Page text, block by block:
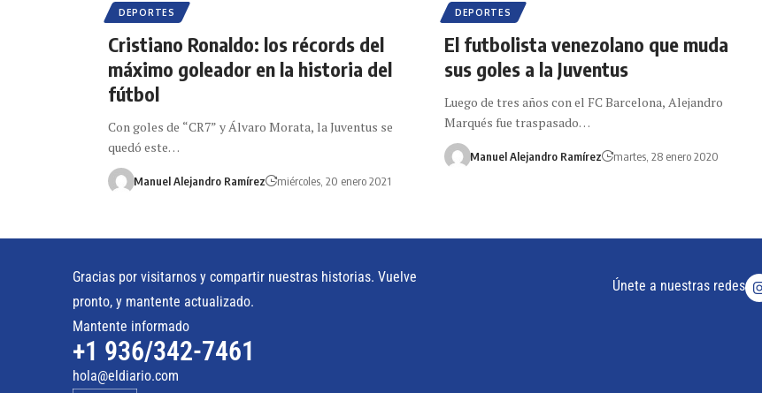
DEPORTES
Cristiano Ronaldo: los récords del
máximo goleador en la historia del
fútbol
Con goles de “CR7” y Álvaro Morata, la Juventus se
quedó este…
Manuel Alejandro Ramírez miércoles, 20 enero 2021
DEPORTES
El futbolista venezolano que muda
sus goles a la Juventus
Luego de tres años con el FC Barcelona, Alejandro
Marqués fue traspasado…
Manuel Alejandro Ramírez martes, 28 enero 2020
Gracias por visitarnos y compartir nuestras historias. Vuelve
pronto, y mantente actualizado.
Mantente informado
+1 936/342-7461
hola@eldiario.com
Únete a nuestras redes